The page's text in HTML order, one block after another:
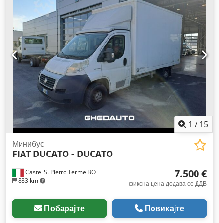
1 / 15
Castel S. Pietro Terme BO
883 km
Минибус
FIAT DUCATO - DUCATO
7.500 €
фиксна цена додава се ДДВ
Побарајте Повикајте